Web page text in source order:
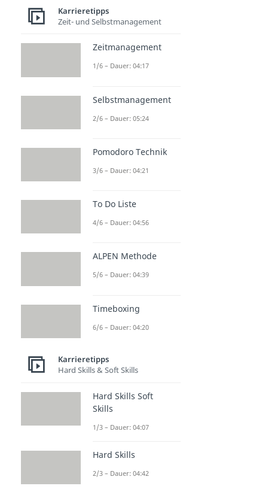
Karrieretipps
Zeit- und Selbstmanagement
Zeitmanagement
1/6 – Dauer: 04:17
Selbstmanagement
2/6 – Dauer: 05:24
Pomodoro Technik
3/6 – Dauer: 04:21
To Do Liste
4/6 – Dauer: 04:56
ALPEN Methode
5/6 – Dauer: 04:39
Timeboxing
6/6 – Dauer: 04:20
Karrieretipps
Hard Skills & Soft Skills
Hard Skills Soft
Skills
1/3 – Dauer: 04:07
Hard Skills
2/3 – Dauer: 04:42